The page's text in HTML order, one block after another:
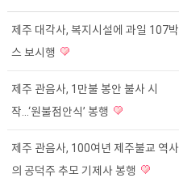
제주 대각사, 복지시설에 과일 107박
스 보시행
제주 관음사, 1만불 봉안 불사 시
작...‘원불점안식’ 봉행
제주 관음사, 100여년 제주불교 역사
의 공덕주 추모 기제사 봉행